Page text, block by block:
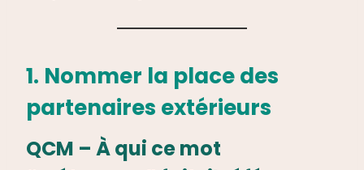
1. Nommer la place des
partenaires extérieurs
QCM – À qui ce mot